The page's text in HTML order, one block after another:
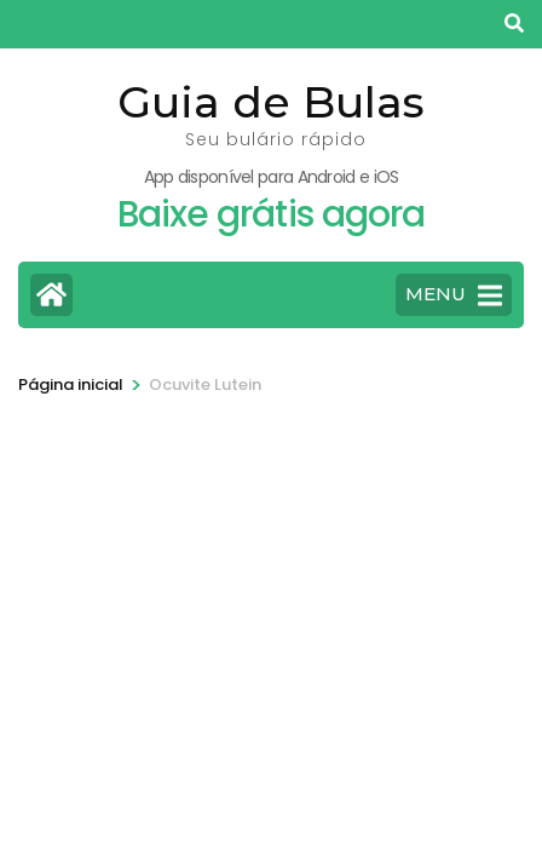
para
Guia de Bulas
Seu bulário rápido
App disponível para Android e iOS
Baixe grátis agora
MENU
Página inicial > Ocuvite Lutein